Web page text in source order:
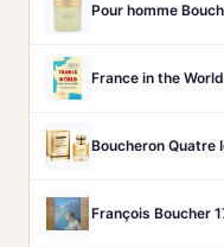
France in the World